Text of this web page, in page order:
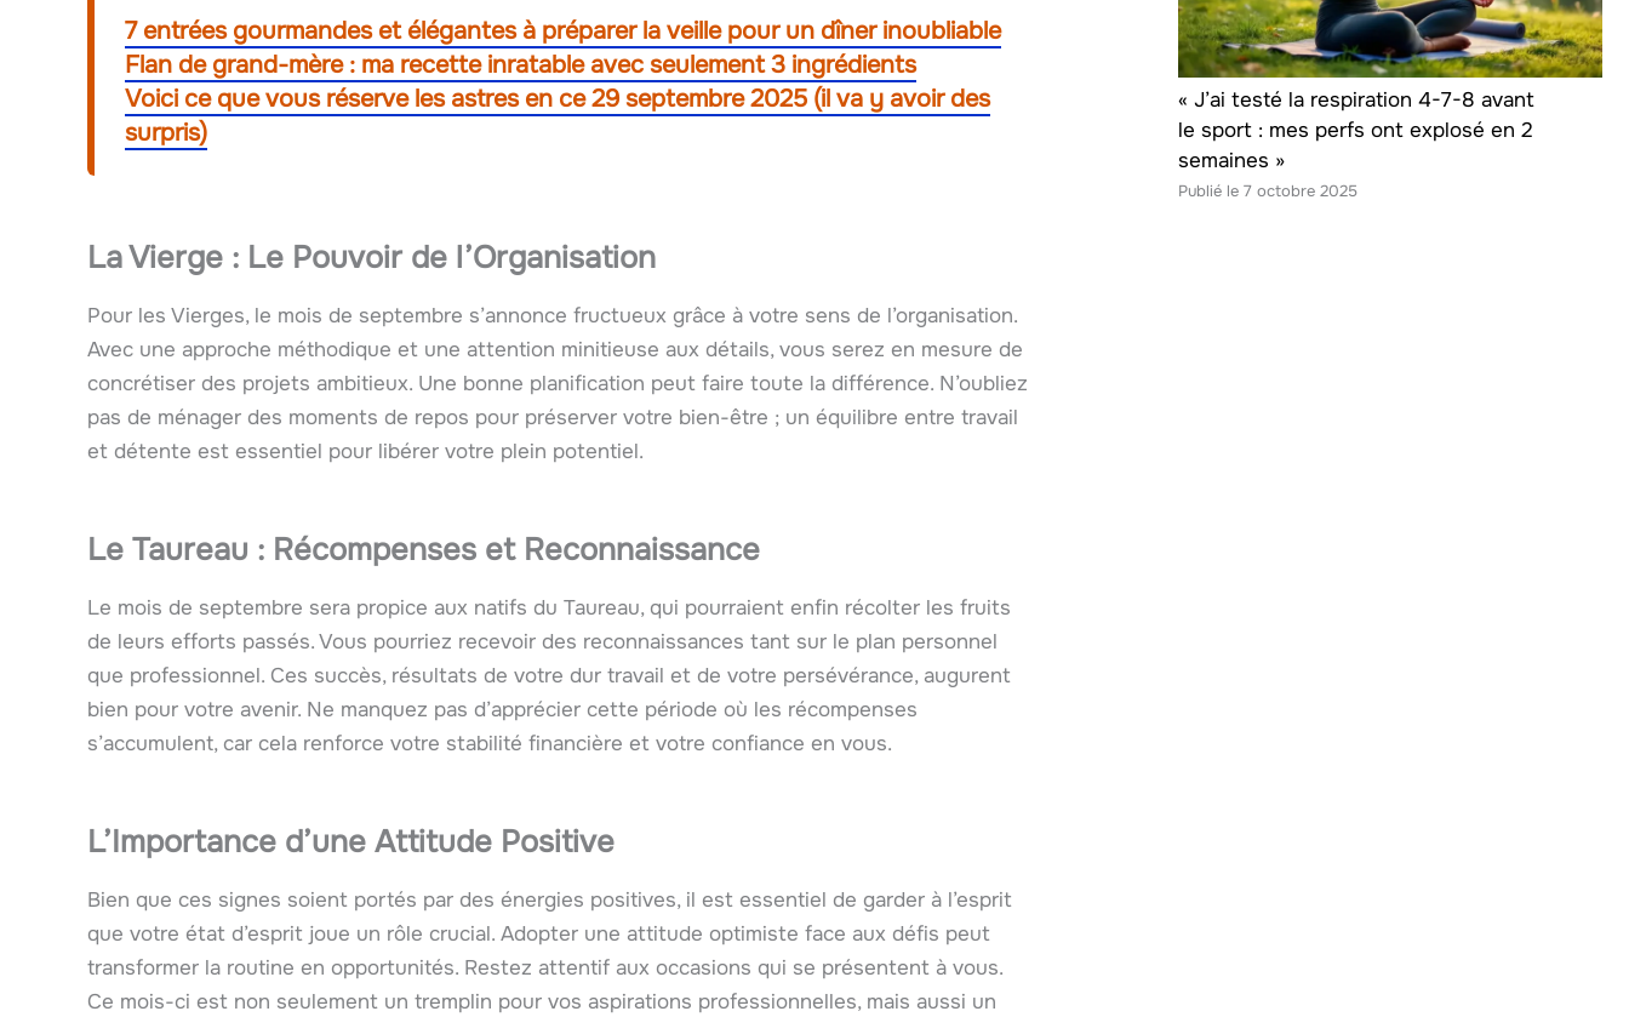
7 entrées gourmandes et élégantes à préparer la veille pour un dîner inoubliable
Flan de grand-mère : ma recette inratable avec seulement 3 ingrédients
Voici ce que vous réserve les astres en ce 29 septembre 2025 (il va y avoir des
surpris)
La Vierge : Le Pouvoir de l’Organisation
Pour les Vierges, le mois de septembre s’annonce fructueux grâce à votre sens de l’organisation.
Avec une approche méthodique et une attention minitieuse aux détails, vous serez en mesure de
concrétiser des projets ambitieux. Une bonne planification peut faire toute la différence. N’oubliez
pas de ménager des moments de repos pour préserver votre bien-être ; un équilibre entre travail
et détente est essentiel pour libérer votre plein potentiel.
Le Taureau : Récompenses et Reconnaissance
Le mois de septembre sera propice aux natifs du Taureau, qui pourraient enfin récolter les fruits
de leurs efforts passés. Vous pourriez recevoir des reconnaissances tant sur le plan personnel
que professionnel. Ces succès, résultats de votre dur travail et de votre persévérance, augurent
bien pour votre avenir. Ne manquez pas d’apprécier cette période où les récompenses
s’accumulent, car cela renforce votre stabilité financière et votre confiance en vous.
L’Importance d’une Attitude Positive
Bien que ces signes soient portés par des énergies positives, il est essentiel de garder à l’esprit
que votre état d’esprit joue un rôle crucial. Adopter une attitude optimiste face aux défis peut
transformer la routine en opportunités. Restez attentif aux occasions qui se présentent à vous.
Ce mois-ci est non seulement un tremplin pour vos aspirations professionnelles, mais aussi un
« J’ai testé la respiration 4-7-8 avant
le sport : mes perfs ont explosé en 2
semaines »
7 octobre 2025